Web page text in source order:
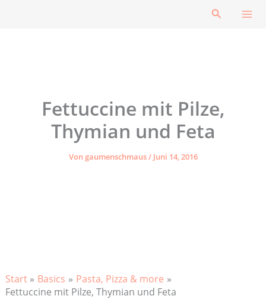
Suchen
Fettuccine mit Pilze,
Thymian und Feta
Vongaumenschmaus/ Juni 14, 2016
Start Basics
Pasta, Pizza & more
Fettuccine mit Pilze, Thymian und Feta